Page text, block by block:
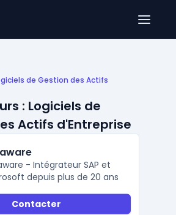
de Gestion des Actifs
: Logiciels de
Actifs d'Entreprise
- Intégrateur SAP et
depuis plus de 20 ans
Contacter